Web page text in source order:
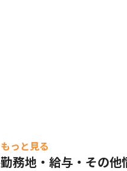
もっと見る
勤務地・給与・その他